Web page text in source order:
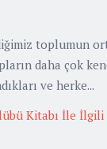
toplumun
daha çok
ve herke...
Kitabı İle İlgili